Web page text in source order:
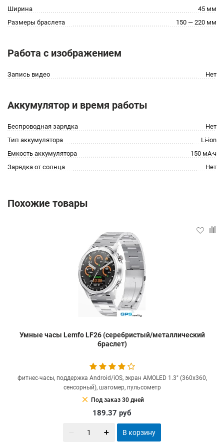
Ширина
45 мм
Размеры браслета
150 — 220 мм
Работа с изображением
Запись видео Нет
Аккумулятор и время работы
Беспроводная зарядка
Нет
Тип аккумулятора
Li-ion
Емкость аккумулятора
150 мА·ч
Зарядка от солнца
Нет
Похожие товары
Умные часы Lemfo LF26 (серебристый/металлический
браслет)
фитнес-часы, поддержка Android/iOS, экран AMOLED 1.3" (360x360,
сенсорный), шагомер, пульсометр
clear Под заказ 30 дней
189.37 руб
В корзину